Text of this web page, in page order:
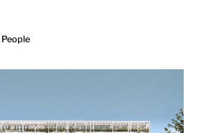
People